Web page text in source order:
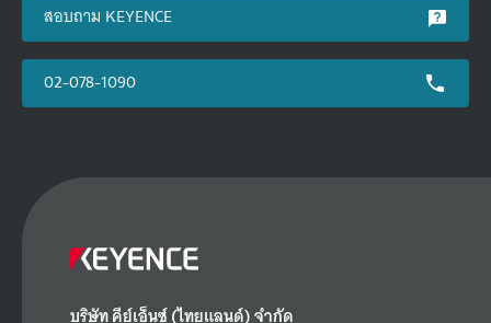
สอบถาม KEYENCE
02-078-1090
บริษัท คีย์เอ็นซ์ (ไทยแลนด์) จำกัด